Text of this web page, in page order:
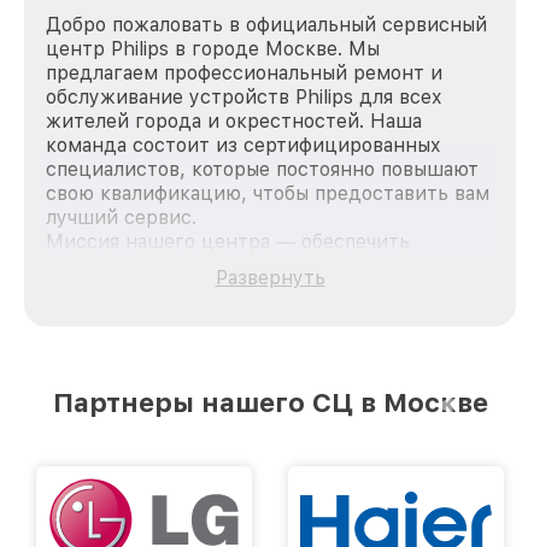
Добро пожаловать в официальный сервисный
центр Philips в городе Москве. Мы
предлагаем профессиональный ремонт и
обслуживание устройств Philips для всех
жителей города и окрестностей. Наша
команда состоит из сертифицированных
специалистов, которые постоянно повышают
свою квалификацию, чтобы предоставить вам
лучший сервис.
Миссия нашего центра — обеспечить
качественный и доступный ремонт для
каждого пользователя продукции Philips, вне
лучшим сервисным центром Philips в городе
Развернуть
Партнеры нашего СЦ в Москве